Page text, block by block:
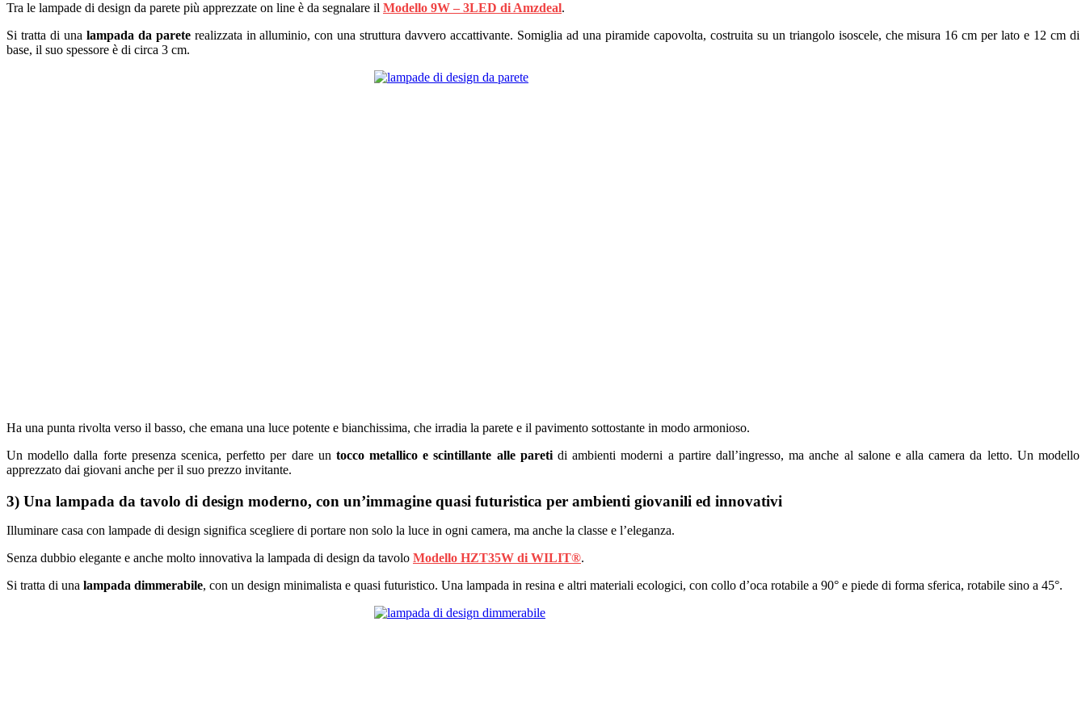
Tra le lampade di design da parete più apprezzate on line è da segnalare il Modello 9W – 3LED di Amzdeal.
Si tratta di una lampada da pareterealizzata in alluminio, con una struttura davvero accattivante. Somiglia ad una piramide capovolta, costruita su un triangolo isoscele, che misura 16 cm per lato e 12 cm di
base, il suo spessore è di circa 3 cm.
Ha una punta rivolta verso il basso, che emana una luce potente e bianchissima, che irradia la parete e il pavimento sottostante in modo armonioso.
Un modello dalla forte presenza scenica, perfetto per dare un tocco metallico e scintillante alle paretidi ambienti moderni a partire dall’ingresso, ma anche al salone e alla camera da letto. Un modello
apprezzato dai giovani anche per il suo prezzo invitante.
3) Una lampada da tavolo di design moderno, con un’immagine quasi futuristica per ambienti giovanili ed innovativi
Illuminare casa con lampade di design significa scegliere di portare non solo la luce in ogni camera, ma anche la classe e l’eleganza.
Senza dubbio elegante e anche molto innovativa la lampada di design da tavolo Modello HZT35W di WILIT®.
Si tratta di una lampada dimmerabile, con un design minimalista e quasi futuristico. Una lampada in resina e altri materiali ecologici, con collo d’oca rotabile a 90° e piede di forma sferica, rotabile sino a 45°.